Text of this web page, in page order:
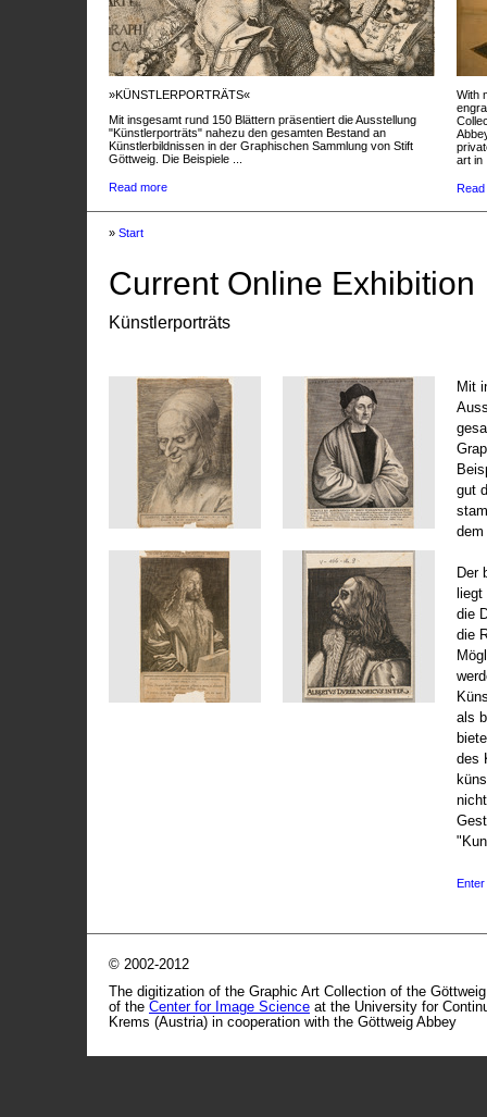
»KÜNSTLERPORTRÄTS«
Mit insgesamt rund 150 Blättern präsentiert die Ausstellung
"Künstlerporträts" nahezu den gesamten Bestand an
Künstlerbildnissen in der Graphischen Sammlung von Stift
Göttweig. Die Beispiele ...
Read more
With
art in
» Start
Current Online Exhibition
Künstlerporträts
Mit
gut
dem
Der
die
die
als
des
Enter
© 2002-2012
The digitization of the Graphic Art Collection of the
of the Center for Image Science at the University for
Krems (Austria) in cooperation with the Göttweig Abbey